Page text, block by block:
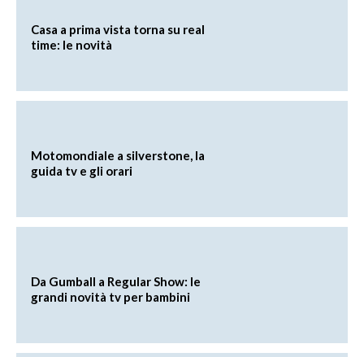
Casa a prima vista torna su real
time: le novità
Motomondiale a silverstone, la
guida tv e gli orari
Da Gumball a Regular Show: le
grandi novità tv per bambini